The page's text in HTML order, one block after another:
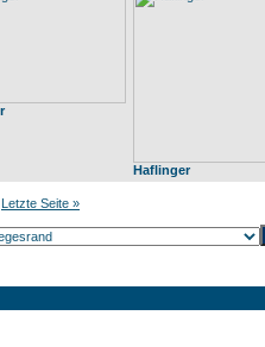
Haflinger
Letzte Seite »